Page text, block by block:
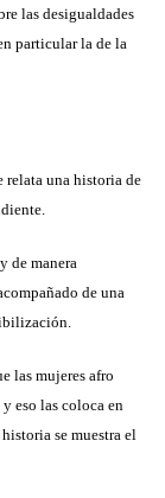
las desigualdades
particular la de la
relata una historia de
de manera
de una
las mujeres afro
eso las coloca en
se muestra el